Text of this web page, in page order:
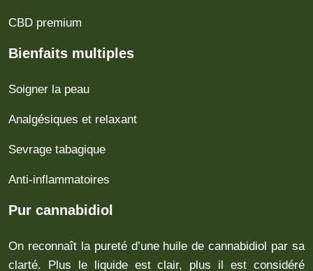
CBD premium
Bienfaits multiples
Soigner la peau
Analgésiques et relaxant
Sevrage tabagique
Anti-inflammatoires
Pur cannabidiol
On reconnaît la pureté d’une huile de cannabidiol par sa
clarté. Plus le liquide est clair, plus il est considéré